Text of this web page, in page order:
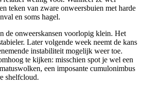
teken van zware onweersbuien met harde
en soms hagel.
de onweerskansen voorlopig klein. Het
Later volgende week neemt de kans
instabiliteit mogelijk weer toe.
te kijken: misschien spot je wel een
een imposante cumulonimbus
shelfcloud.